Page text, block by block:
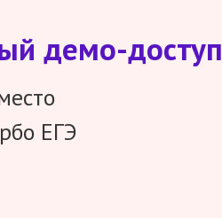
демо-доступ
ЕГЭ